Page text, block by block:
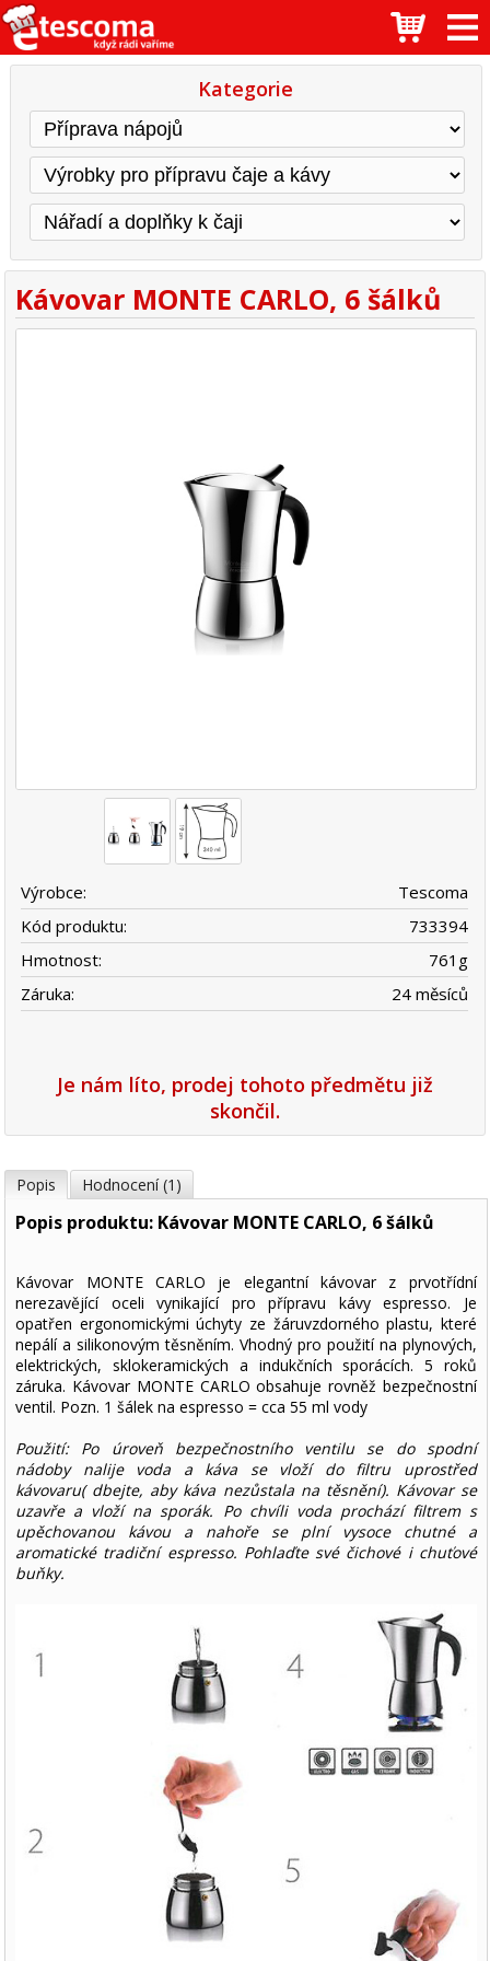
Kategorie
Kávovar MONTE CARLO, 6 šálků
Výrobce:
Tescoma
Kód produktu:
733394
Hmotnost:
761 g
Záruka:
24 měsíců
Je nám líto, prodej tohoto předmětu již
skončil.
Popis Hodnocení (1)
Popis produktu: Kávovar MONTE CARLO, 6 šálků
Kávovar MONTE CARLO je elegantní kávovar z prvotřídní
nerezavějící oceli vynikající pro přípravu kávy espresso. Je
opatřen ergonomickými úchyty ze žáruvzdorného plastu, které
nepálí a silikonovým těsněním. Vhodný pro použití na plynových,
elektrických, sklokeramických a indukčních sporácích. 5 roků
záruka. Kávovar MONTE CARLO obsahuje rovněž bezpečnostní
ventil. Pozn. 1 šálek na espresso = cca 55 ml vody
Použití: Po úroveň bezpečnostního ventilu se do spodní
nádoby nalije voda a káva se vloží do filtru uprostřed
kávovaru( dbejte, aby káva nezůstala na těsnění). Kávovar se
uzavře a vloží na sporák. Po chvíli voda prochází filtrem s
upěchovanou kávou a nahoře se plní vysoce chutné a
aromatické tradiční espresso. Pohlaďte své čichové i chuťové
buňky.